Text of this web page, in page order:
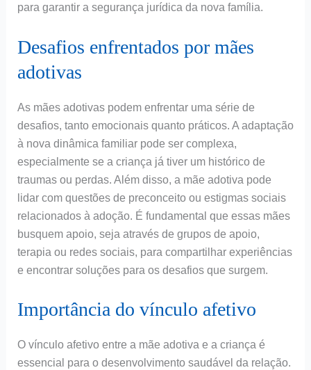
para garantir a segurança jurídica da nova família.
Desafios enfrentados por mães
adotivas
As mães adotivas podem enfrentar uma série de
desafios, tanto emocionais quanto práticos. A adaptação
à nova dinâmica familiar pode ser complexa,
especialmente se a criança já tiver um histórico de
traumas ou perdas. Além disso, a mãe adotiva pode
lidar com questões de preconceito ou estigmas sociais
relacionados à adoção. É fundamental que essas mães
busquem apoio, seja através de grupos de apoio,
terapia ou redes sociais, para compartilhar experiências
e encontrar soluções para os desafios que surgem.
Importância do vínculo afetivo
O vínculo afetivo entre a mãe adotiva e a criança é
essencial para o desenvolvimento saudável da relação.